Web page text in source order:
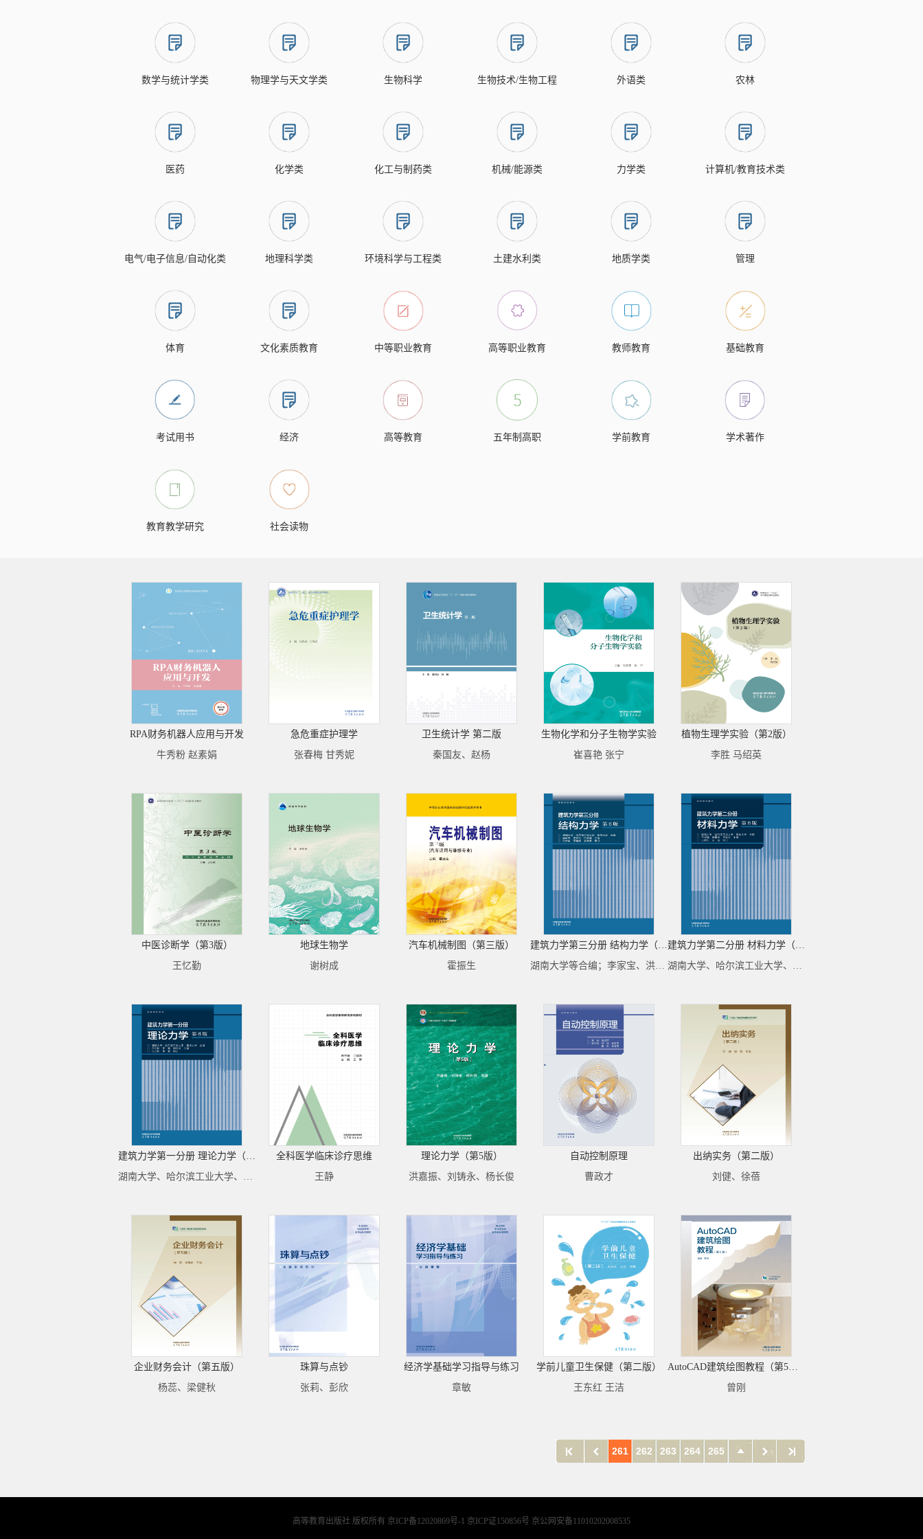
数学与统计学类 物理学与天文学类 生物科学 生物技术/生物工程 外语类 农林
医药 化学类 化工与制药类 机械/能源类 力学类 计算机/教育技术类
电气/电子信息/自动化类 地理科学类 环境科学与工程类 土建水利类 地质学类 管理
体育 文化素质教育 中等职业教育 高等职业教育 教师教育 基础教育
考试用书 经济 高等教育 五年制高职 学前教育 学术著作
教育教学研究 社会读物
RPA财务机器人应用与开发
牛秀粉 赵素娟
急危重症护理学
张春梅 甘秀妮
卫生统计学 第二版
秦国友、赵杨
生物化学和分子生物学实验
崔喜艳 张宁
植物生理学实验（第2版）
李胜 马绍英
中医诊断学（第3版）
王忆勤
地球生物学
谢树成
汽车机械制图（第三版）
霍振生
建筑力学第三分册 结构力学（第6版）
湖南大学等合编；李家宝、洪范文、汪梦甫 主编
建筑力学第二分册 材料力学（第6版）
湖南大学、哈尔滨工业大学、重庆大学 合编；干光瑜等主编
建筑力学第一分册 理论力学（第6版）
湖南大学、哈尔滨工业大学、重庆大学 合编；汪之松、李鑫、邹昭文 主编
全科医学临床诊疗思维
王静
理论力学（第5版）
洪嘉振、刘铸永、杨长俊
自动控制原理
曹政才
出纳实务（第二版）
刘健、徐蓓
企业财务会计（第五版）
杨蕊、梁健秋
珠算与点钞
张莉、彭欣
经济学基础学习指导与练习
章敏
学前儿童卫生保健（第二版）
王东红 王洁
AutoCAD建筑绘图教程（第5版）
曾刚
261 262 263 264 265
高等教育出版社 版权所有 京ICP备12020869号-1 京ICP证150856号 京公网安备11010202008535